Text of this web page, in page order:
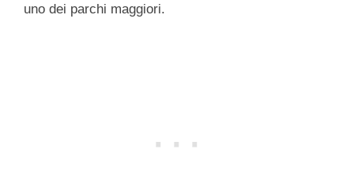
uno dei parchi maggiori.